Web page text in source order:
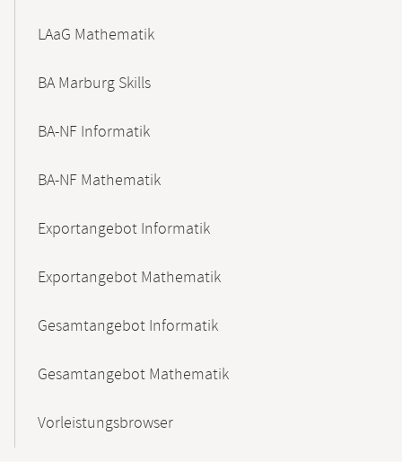
LAaG Mathematik
BA Marburg Skills
BA-NF Informatik
BA-NF Mathematik
Exportangebot Informatik
Exportangebot Mathematik
Gesamtangebot Informatik
Gesamtangebot Mathematik
Vorleistungsbrowser